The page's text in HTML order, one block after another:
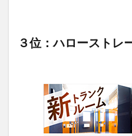
３位：ハロースト